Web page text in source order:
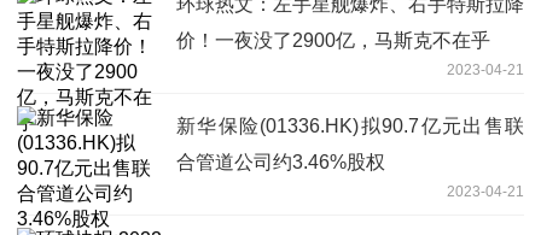
价！一夜没了2900亿，马斯克不在乎
2023-04-21
新华保险(01336.HK)拟90.7亿元出售联
合管道公司约3.46%股权
2023-04-21